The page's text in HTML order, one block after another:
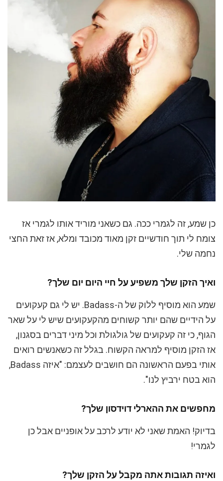
כן שמע, זה לגמרי ככה. גם כשאני מוריד אותו לגמרי אז
צומח לי תוך חודשיים זקן מאוד מכובד ומלא, אז זאת החצי
נחמה שלי.
ואיך הזקן שלך משפיע על חיי היום יום שלך?
שמע הוא מוסיף ללוק של ה-Badass. יש לי גם קעקועים
על הידיים שהם יותר קשוחים מהקעקועים שיש לי על שאר
הגוף, כי זה קעקועים של גולגולת וכל מיני דברים בסגנון,
אז הזקן מוסיף למראה הקשוח. בגלל זה כשאנשים רואים
אותי בפעם הראשונה הם חושבים לעצמם: "איזה Badass,
הוא בטח ירביץ לנו".
מחפשים את ההארלי דוידסון שלך?
בדיוק! האמת שאני לא יודע לרכב על אופניים אבל כן
לגמרי!
ואיזה תגובות אתה מקבל על הזקן שלך?